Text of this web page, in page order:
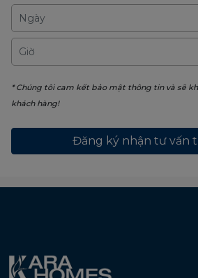
* Chúng tôi cam kết bảo mật thông tin và sẽ
khách hàng!